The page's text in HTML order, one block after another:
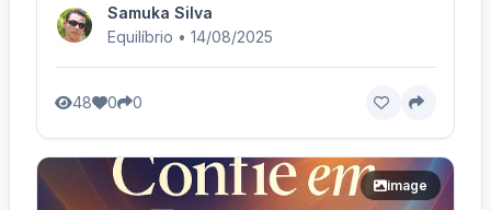
Samuka Silva
Equilíbrio • 14/08/2025
48 0 0
image